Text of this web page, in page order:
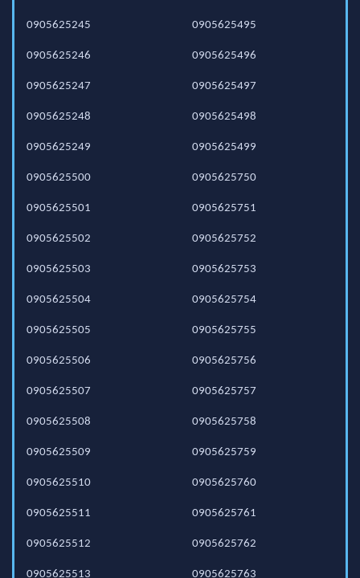
0905625245
0905625246
0905625247
0905625248
0905625249
0905625495
0905625496
0905625497
0905625498
0905625499
0905625500
0905625501
0905625502
0905625503
0905625504
0905625505
0905625506
0905625507
0905625508
0905625509
0905625510
0905625511
0905625512
0905625513
0905625750
0905625751
0905625752
0905625753
0905625754
0905625755
0905625756
0905625757
0905625758
0905625759
0905625760
0905625761
0905625762
0905625763